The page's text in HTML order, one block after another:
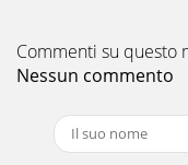
Commenti su questo
Nessun commento